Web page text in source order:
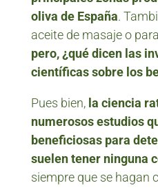
oliva de España.
aceite de masaje o
pero, ¿qué dicen las
científicas sobre los
Pues bien, la ciencia
numerosos estudios
beneficiosas para
suelen tener ninguna
siempre que se hagan